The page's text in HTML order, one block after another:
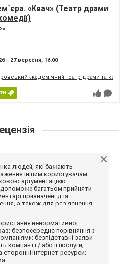
«Квач» (Театр драми
26 - 27 вересня, 16:00
академічний театр драми та
людей, які бажають
іншим користувачам
аргументацією
багатьом прийняти
призначені для
а також для роз'яснення
ненормативної
безпосереднє порівняння з
безпідставні заяви,
і / або її послуги;
інтернет-ресурси;